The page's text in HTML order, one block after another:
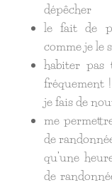
dépêcher
le fait de
comme je le
habiter
fréquement
je fais de
me
de
qu’une
de